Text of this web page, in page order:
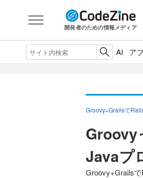
開発者のための情報メディア
AI ア
Groovy+Grailsで
Groovy
Javaプ
Groovy+Grails